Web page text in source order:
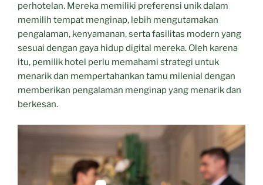
perhotelan. Mereka memiliki preferensi unik dalam
memilih tempat menginap, lebih mengutamakan
pengalaman, kenyamanan, serta fasilitas modern yang
sesuai dengan gaya hidup digital mereka. Oleh karena
itu, pemilik hotel perlu memahami strategi untuk
menarik dan mempertahankan tamu milenial dengan
memberikan pengalaman menginap yang menarik dan
berkesan.